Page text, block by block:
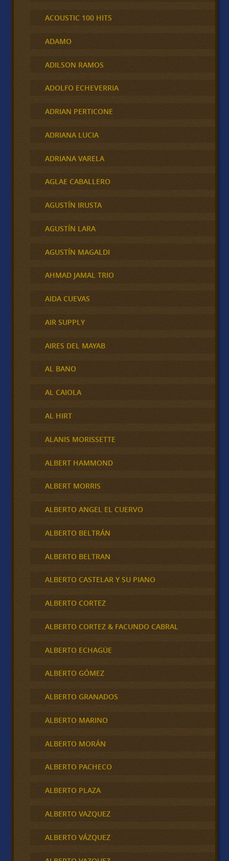
ACOUSTIC 100 HITS
ADAMO
ADILSON RAMOS
ADOLFO ECHEVERRIA
ADRIAN PERTICONE
ADRIANA LUCIA
ADRIANA VARELA
AGLAE CABALLERO
AGUSTÍN IRUSTA
AGUSTÍN LARA
AGUSTÍN MAGALDI
AHMAD JAMAL TRIO
AIDA CUEVAS
AIR SUPPLY
AIRES DEL MAYAB
AL BANO
AL CAIOLA
AL HIRT
ALANIS MORISSETTE
ALBERT HAMMOND
ALBERT MORRIS
ALBERTO ANGEL EL CUERVO
ALBERTO BELTRÁN
ALBERTO BELTRAN
ALBERTO CASTELAR Y SU PIANO
ALBERTO CORTEZ
ALBERTO CORTEZ & FACUNDO CABRAL
ALBERTO ECHAGÜE
ALBERTO GÓMEZ
ALBERTO GRANADOS
ALBERTO MARINO
ALBERTO MORÁN
ALBERTO PACHECO
ALBERTO PLAZA
ALBERTO VAZQUEZ
ALBERTO VÁZQUEZ